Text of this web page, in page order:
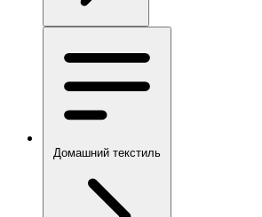
Домашний текстиль